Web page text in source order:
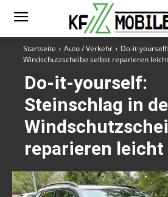
Startseite Auto / Verkehr
Do-it-
Windschutzscheibe selbst reparieren
Do-it-yourself:
Steinschlag in
reparieren leicht